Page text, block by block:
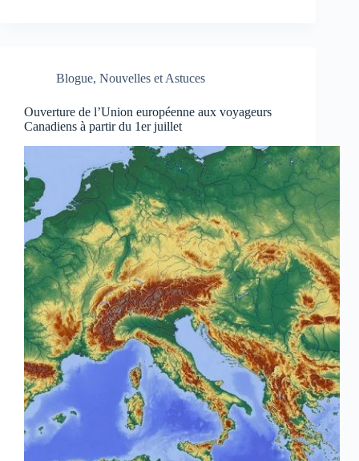
Blogue, Nouvelles et Astuces
Ouverture de l’Union européenne aux voyageurs
Canadiens à partir du 1er juillet